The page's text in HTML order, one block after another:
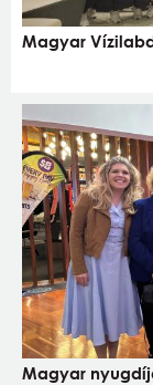
Magyar
Magyar